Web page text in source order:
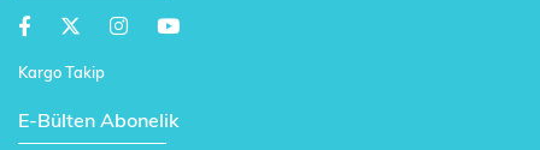
Kargo Takip
E-Bülten Abonelik